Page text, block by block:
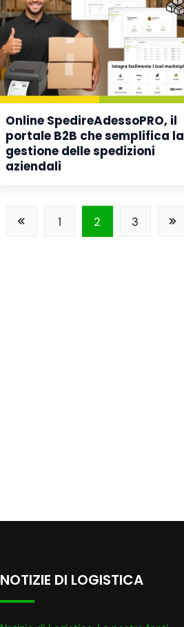
Online SpedireAdessoPRO, il
portale B2B che semplifica la
gestione delle spedizioni
aziendali
1 2 3
NOTIZIE DI LOGISTICA